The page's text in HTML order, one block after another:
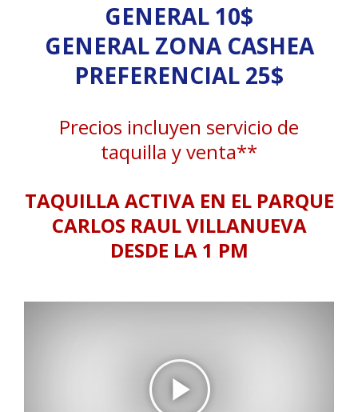
GENERAL 10$
GENERAL ZONA CASHEA
PREFERENCIAL 25$
Precios incluyen servicio de
taquilla y venta**
TAQUILLA ACTIVA EN EL PARQUE
CARLOS RAUL VILLANUEVA
DESDE LA 1 PM